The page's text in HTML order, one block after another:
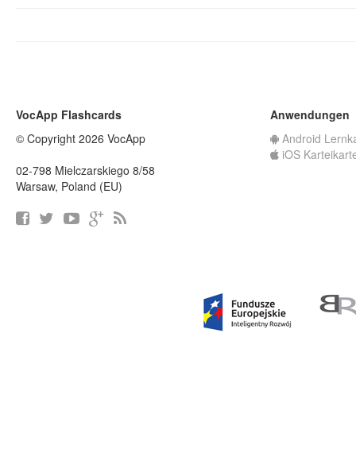
VocApp Flashcards
© Copyright 2026 VocApp
02-798 Mielczarskiego 8/58
Warsaw, Poland (EU)
Anwendungen
Android
iOS